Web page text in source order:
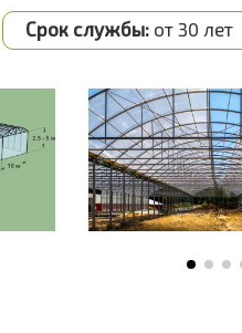
Срок службы: от 30 лет